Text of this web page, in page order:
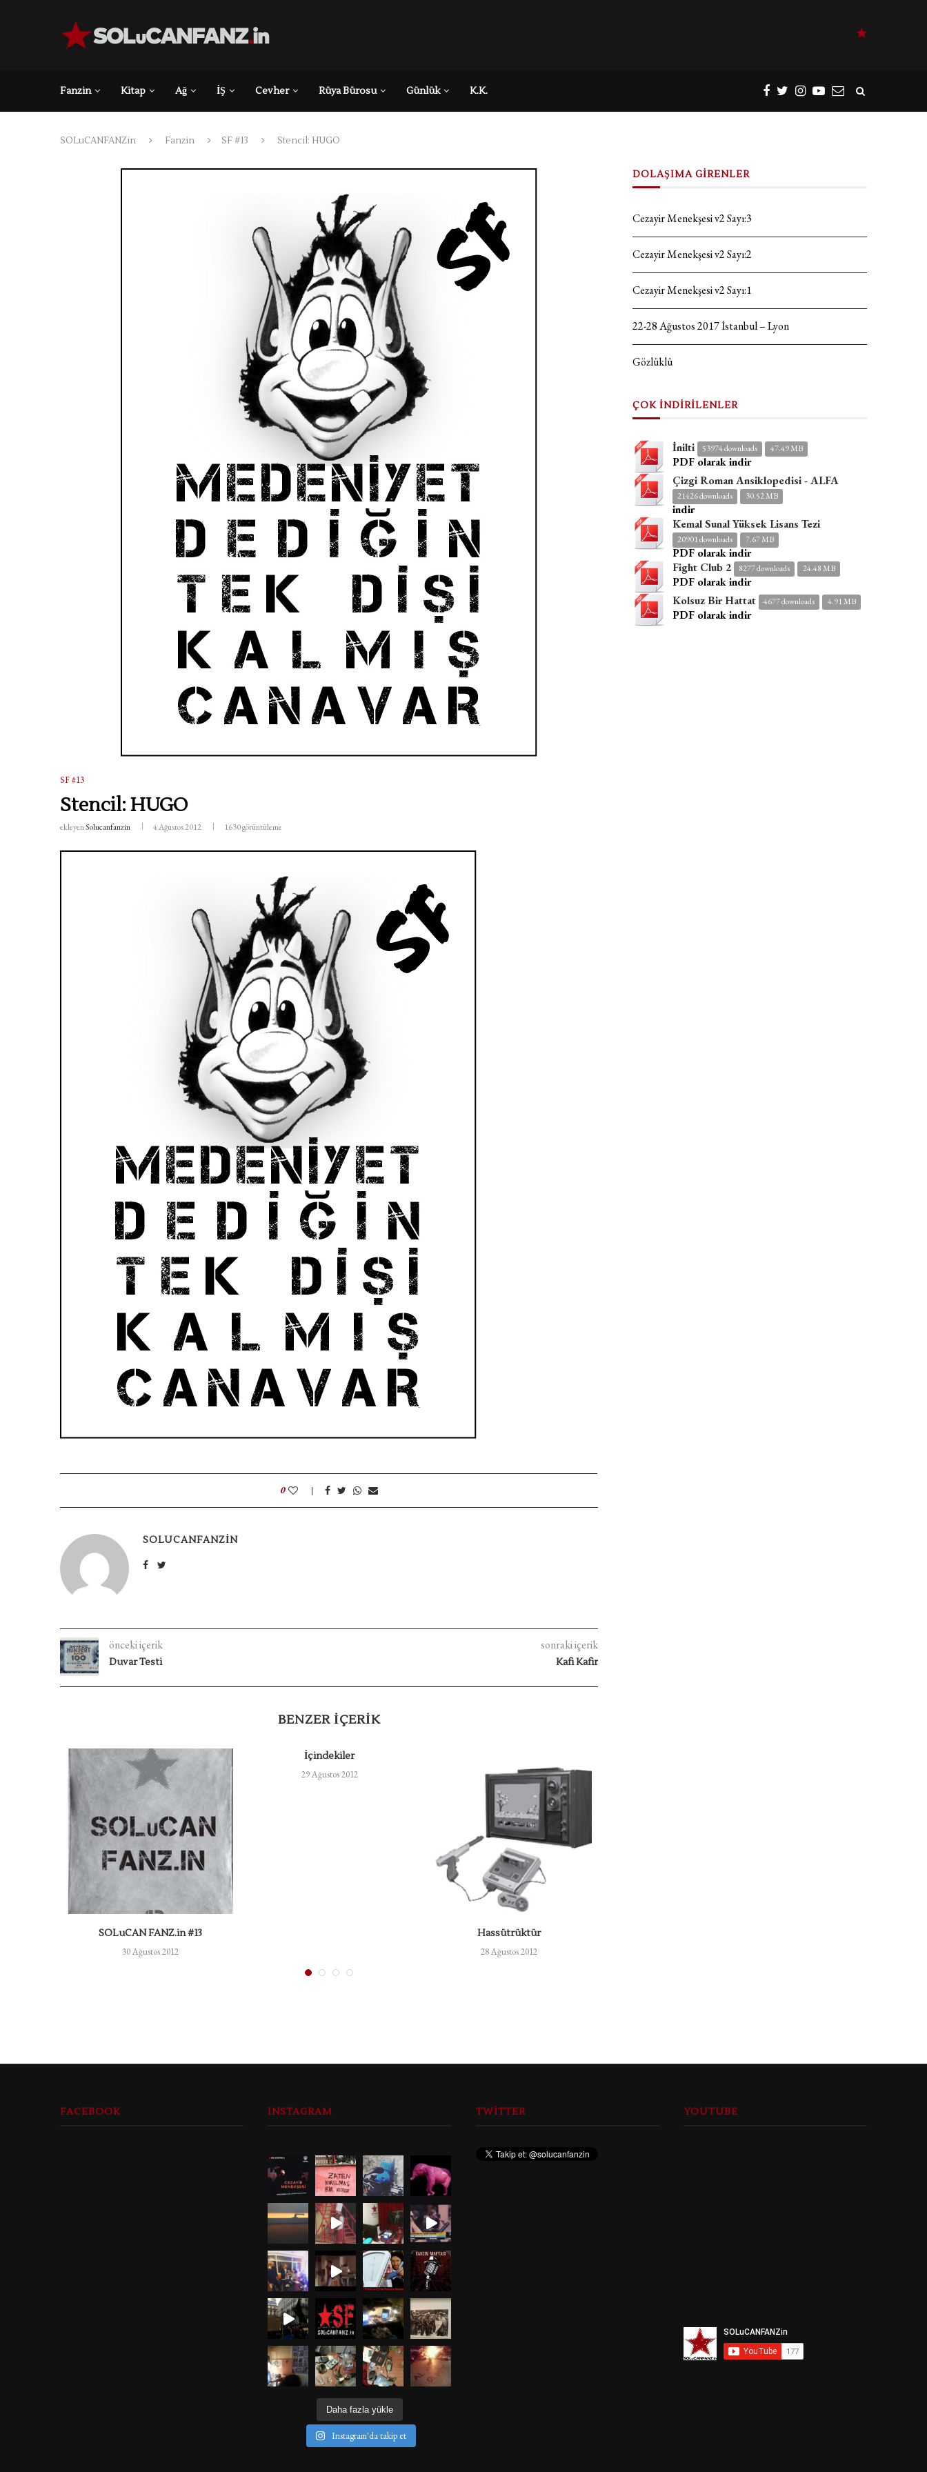
Fanzin Kitap Ağ İŞ Cevher Rüya Bürosu Günlük K.K.
SOLuCANFANZin Fanzin SF #13 Stencil: HUGO
SF #13
Stencil: HUGO
ekleyenSolucanfanzin 4 Ağustos 2012 1630görüntüleme
0
SOLUCANFANZIN
önceki içerik
Duvar Testi
sonraki içerik
Kafi Kafir
BENZER IÇERIK
SOLuCAN FANZ.in #13
30 Ağustos 2012
İçindekiler
29 Ağustos 2012
Hassütrüktür
28 Ağustos 2012
DOLAŞIMA GİRENLER
Cezayir Menekşesi v2 Sayı:3
Cezayir Menekşesi v2 Sayı:2
Cezayir Menekşesi v2 Sayı:1
22-28 Ağustos 2017 İstanbul – Lyon
Gözlüklü
ÇOK İNDİRİLENLER
İnilti 53974 downloads 47.49 MB
PDF olarak indir
Çizgi Roman Ansiklopedisi - ALFA
21426 downloads 30.52 MB
indir
Kemal Sunal Yüksek Lisans Tezi
20901 downloads 7.67 MB
PDF olarak indir
Fight Club 2
8277 downloads 24.48 MB
PDF olarak indir
Kolsuz Bir Hattat
4677 downloads 4.91 MB
PDF olarak indir
FACEBOOK INSTAGRAM
Daha fazla yükle
Instagram'da takip et
TWITTER YOUTUBE